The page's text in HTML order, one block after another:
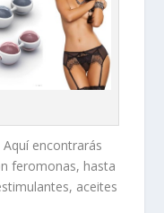
Aquí encontrarás
feromonas, hasta
aceites